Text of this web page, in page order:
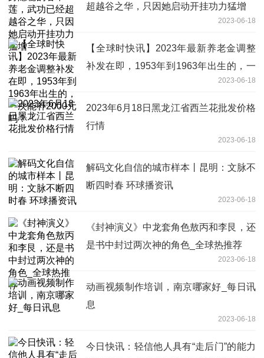
超越谷之华，只因她启动开挂功力猛增
2023-06-18
【全球时快讯】2023年最新养老金调整
补发在即，1953年到1963年出生的，一
2023-06-18
2023年6月18日黑龙江省西兰花批发价格
行情
2023-06-18
解码文化自信的城市样本丨昆明：文脉不
断四时春 环球播资讯
2023-06-18
《封神演义》中龙套角色敖丙和李艮，还
是书中封过两次神的角色_全球热推荐
2023-06-18
动画视频制作培训，南京哪家好_每日讯
息
2023-06-18
今日快讯：轻信他人具有“走后门”的能力